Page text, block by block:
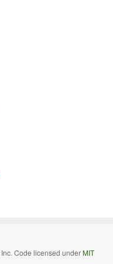
Code licensed underMIT